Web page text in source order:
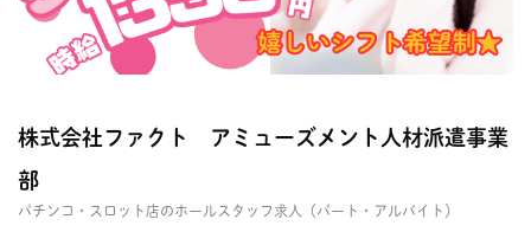
株式会社ファクト アミューズメント人材派遣事業
部
パチンコ・スロット店のホールスタッフ求人（パート・アルバイト）